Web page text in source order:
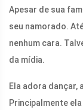
Apesar de sua
seu namorado.
nenhum cara.
da mídia.
Ela adora dançar,
Principalmente